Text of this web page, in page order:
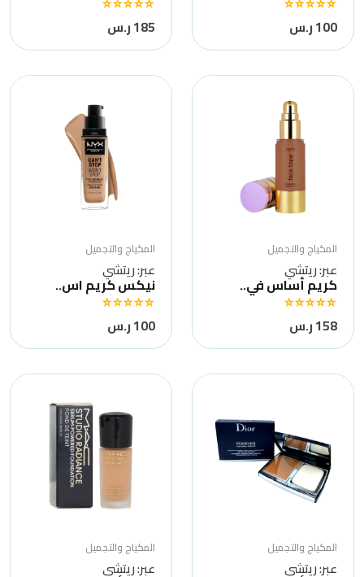
100 ر.س 185 ر.س
المكياج والتجميل
عبر: ريتشي
كريم أساس في..
158 ر.س
المكياج والتجميل
عبر: ريتشي
نيكس كريم اس..
100 ر.س
المكياج والتجميل
عبر: ريتشي
المكياج والتجميل
عبر: ريتشي